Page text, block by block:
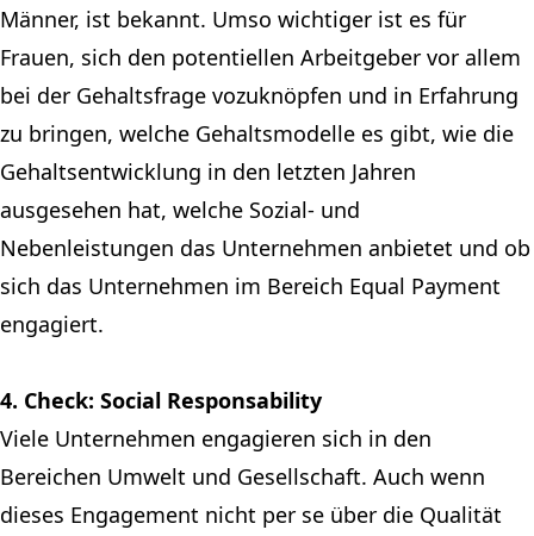
Männer, ist bekannt. Umso wichtiger ist es für
Frauen, sich den potentiellen Arbeitgeber vor allem
bei der Gehaltsfrage vozuknöpfen und in Erfahrung
zu bringen, welche Gehaltsmodelle es gibt, wie die
Gehaltsentwicklung in den letzten Jahren
ausgesehen hat, welche Sozial- und
Nebenleistungen das Unternehmen anbietet und ob
sich das Unternehmen im Bereich Equal Payment
engagiert.
4. Check: Social Responsability
Viele Unternehmen engagieren sich in den
Bereichen Umwelt und Gesellschaft. Auch wenn
dieses Engagement nicht per se über die Qualität